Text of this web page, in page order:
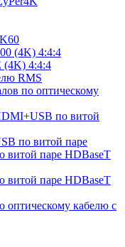
(4K) 4:4:4
(4K) 4:4:4
RMS
по оптическому
по витой
по витой паре
витой паре HDBaseT
витой паре HDBaseT
оптическому кабелю с